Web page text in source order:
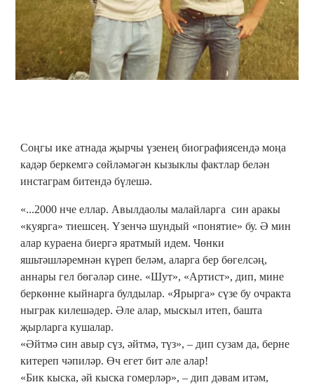
Соңгы ике атнада җырчы үзенең биографиясендә моңа
кадәр беркемгә сөйләмәгән кызыклы фактлар белән
инстаграм битендә бүлешә.
«...2000 нче еллар. Авылдаолы малайларга син аракы
«куярга» тиешсең. Үзенчә шундый «понятие» бу. Ә мин
алар кураена биергә яратмый идем. Чөнки
яшьтәшләремнән күреп беләм, аларга бер бөгелсәң,
аннары гел бөгәләр сине. «Шут», «Артист», дип, мине
беркөнне кыйнарга булдылар. «Ярырга» сүзе бу очракта
ныграк килешәдер. Әле алар, мыскыл итеп, башта
җырларга кушалар.
«Әйтмә син авыр сүз, әйтмә, түз», – дип сузам да, берне
китереп чәпиләр. Өч егет бит әле алар!
«Бик кыска, әй кыска гомерләр», – дип дәвам итәм,